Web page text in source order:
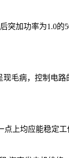
加功率为1.0
毛病，控制电
上均应能稳定